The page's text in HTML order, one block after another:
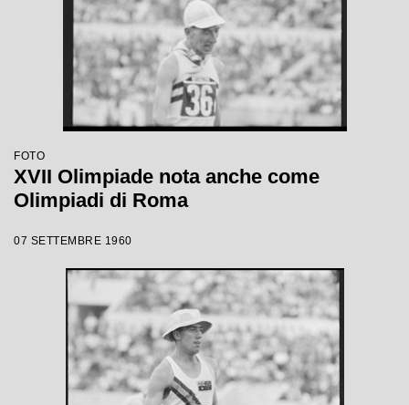
FOTO
XVII Olimpiade nota anche come
Olimpiadi di Roma
07 SETTEMBRE 1960